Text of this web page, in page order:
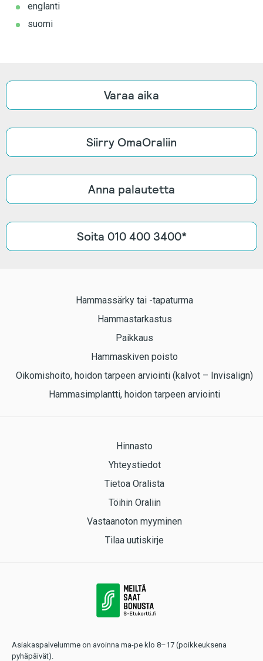
englanti
suomi
Varaa aika
Siirry OmaOraliin
Anna palautetta
Soita 010 400 3400*
Hammassärky tai -tapaturma
Hammastarkastus
Paikkaus
Hammaskiven poisto
Oikomishoito, hoidon tarpeen arviointi (kalvot – Invisalign)
Hammasimplantti, hoidon tarpeen arviointi
Hinnasto
Yhteystiedot
Tietoa Oralista
Töihin Oraliin
Vastaanoton myyminen
Tilaa uutiskirje
Asiakaspalvelumme on avoinna ma-pe klo 8–17 (poikkeuksena
pyhäpäivät).